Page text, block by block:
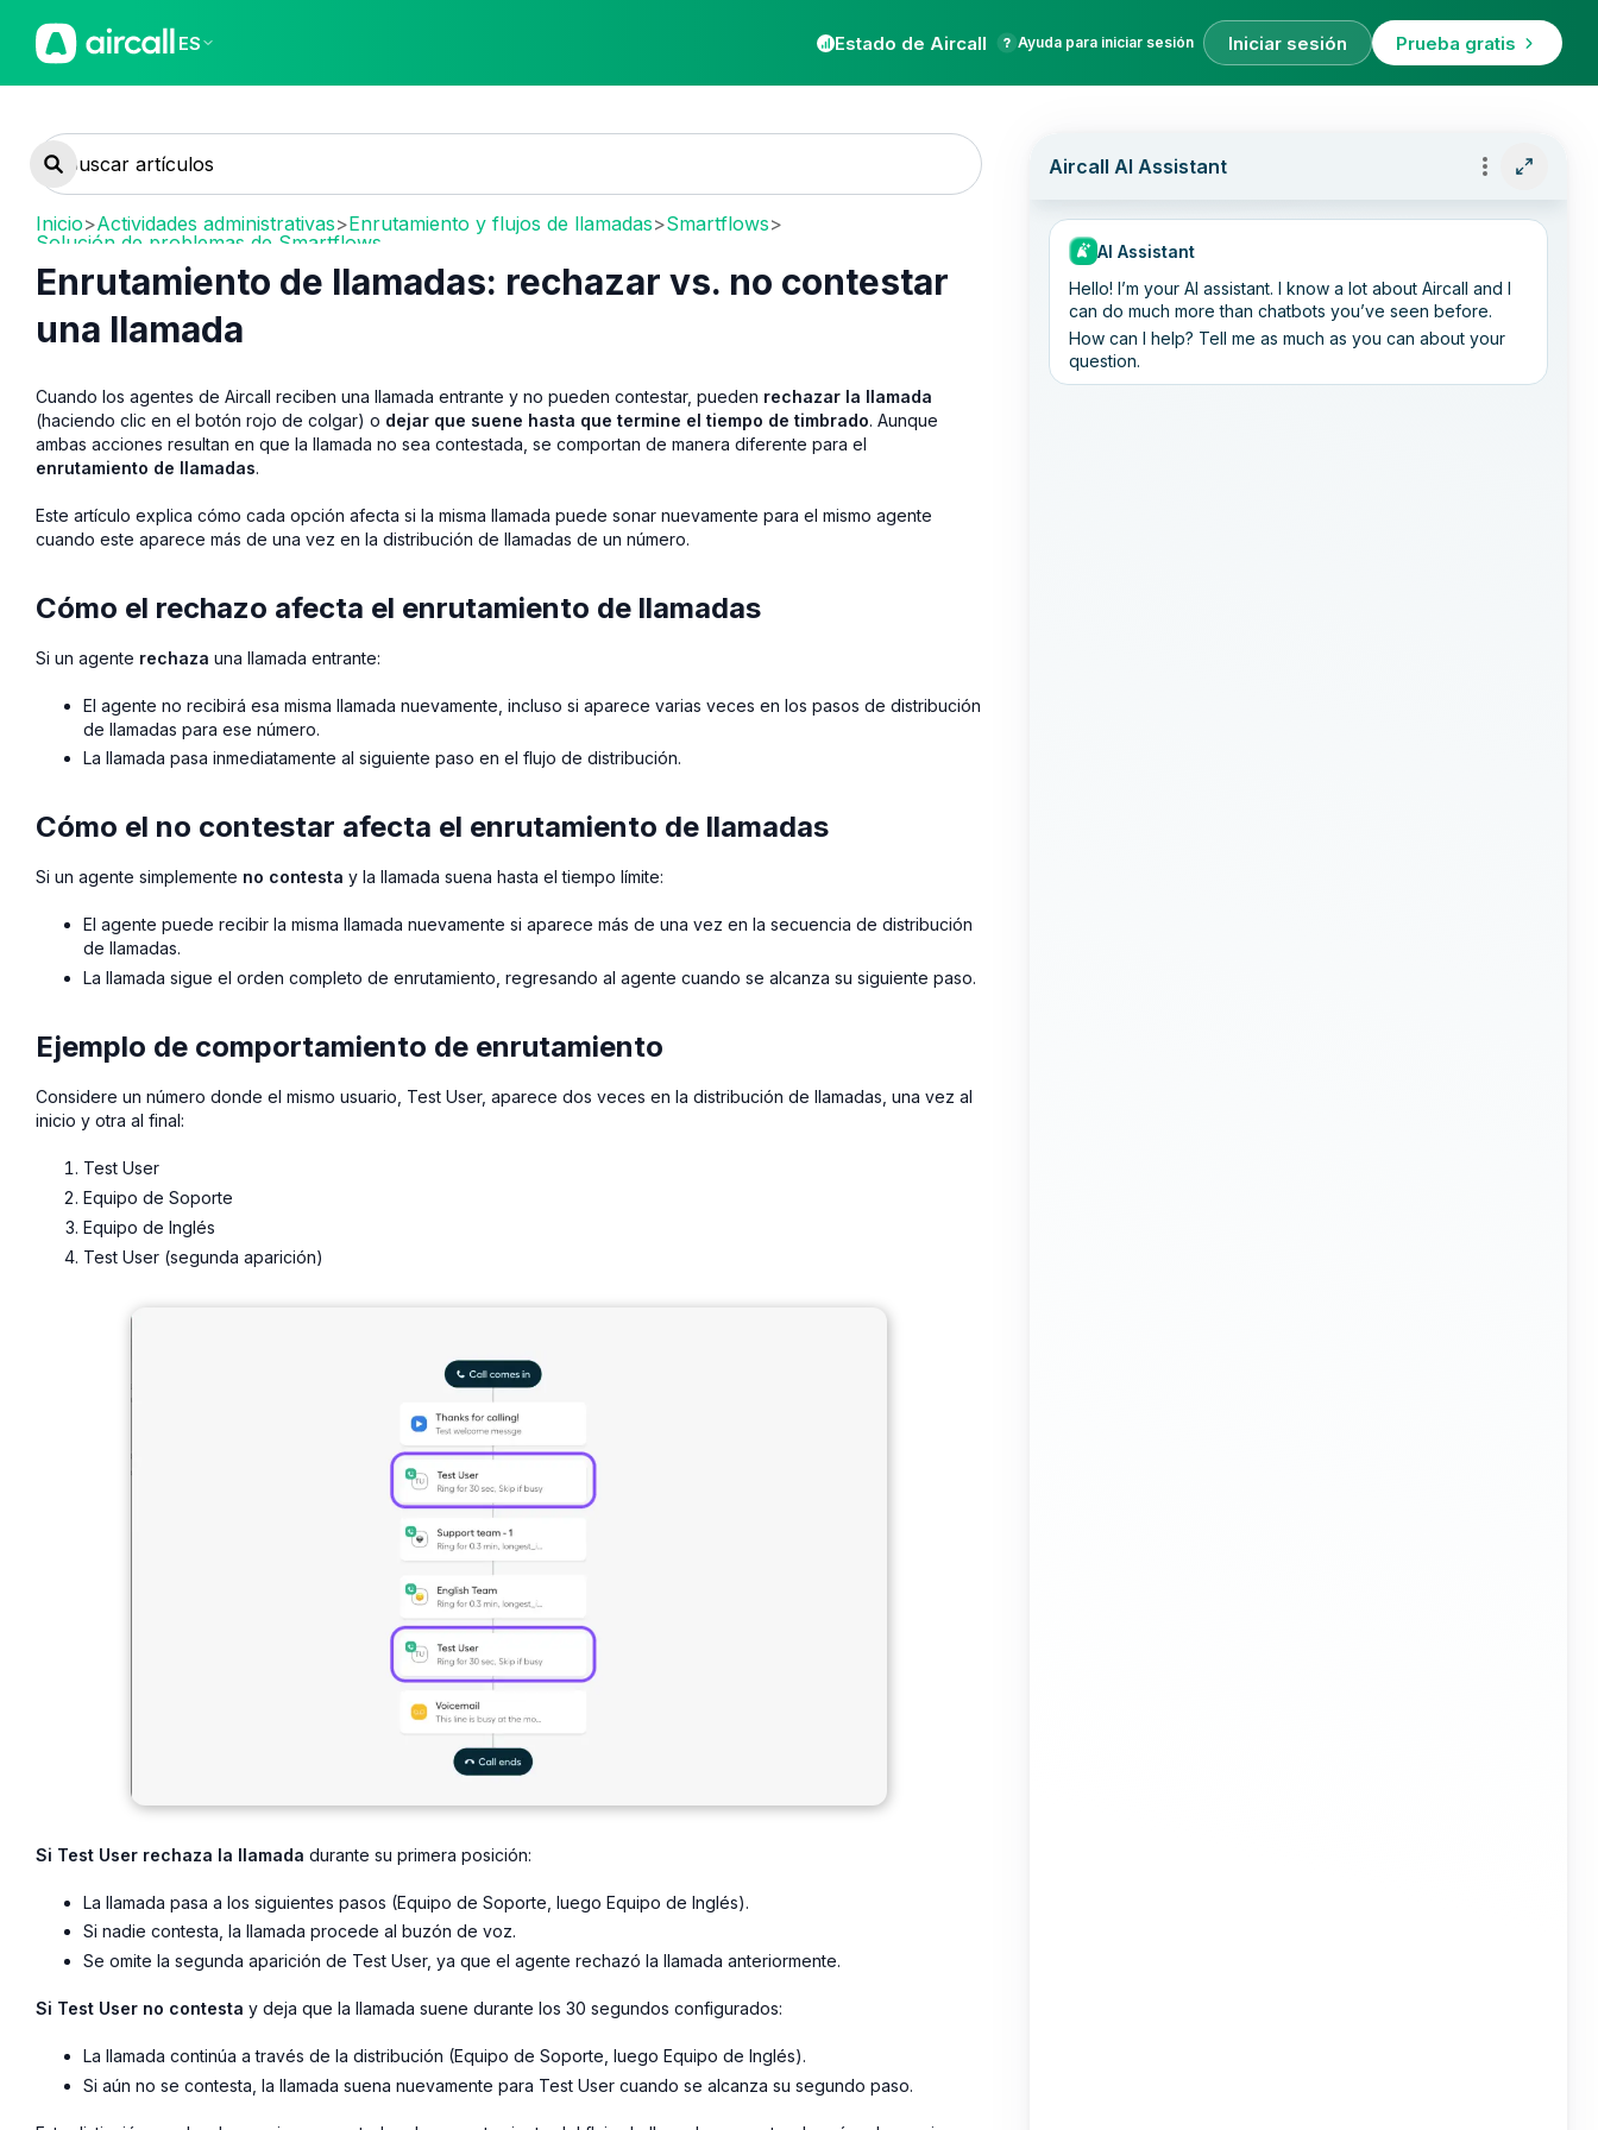
ES Estado de Aircall Ayuda para iniciar sesión Iniciar sesión Prueba gratis
Inicio>Actividades administrativas>Enrutamiento y flujos de llamadas>Smartflows>
Solución de problemas de Smartflows
Enrutamiento de llamadas: rechazar vs. no contestar
una llamada
Cuando los agentes de Aircall reciben una llamada entrante y no pueden contestar, pueden rechazar la llamada
(haciendo clic en el botón rojo de colgar) o dejar que suene hasta que termine el tiempo de timbrado. Aunque
ambas acciones resultan en que la llamada no sea contestada, se comportan de manera diferente para el
enrutamiento de llamadas.
Este artículo explica cómo cada opción afecta si la misma llamada puede sonar nuevamente para el mismo agente
cuando este aparece más de una vez en la distribución de llamadas de un número.
Cómo el rechazo afecta el enrutamiento de llamadas
Si un agente rechaza una llamada entrante:
El agente no recibirá esa misma llamada nuevamente, incluso si aparece varias veces en los pasos de distribución
de llamadas para ese número.
La llamada pasa inmediatamente al siguiente paso en el flujo de distribución.
Cómo el no contestar afecta el enrutamiento de llamadas
Si un agente simplemente no contesta y la llamada suena hasta el tiempo límite:
El agente puede recibir la misma llamada nuevamente si aparece más de una vez en la secuencia de distribución
de llamadas.
La llamada sigue el orden completo de enrutamiento, regresando al agente cuando se alcanza su siguiente paso.
Ejemplo de comportamiento de enrutamiento
Considere un número donde el mismo usuario, Test User, aparece dos veces en la distribución de llamadas, una vez al
inicio y otra al final:
Test User
Equipo de Soporte
Equipo de Inglés
Test User (segunda aparición)
Si Test User rechaza la llamada durante su primera posición:
La llamada pasa a los siguientes pasos (Equipo de Soporte, luego Equipo de Inglés).
Si nadie contesta, la llamada procede al buzón de voz.
Se omite la segunda aparición de Test User, ya que el agente rechazó la llamada anteriormente.
Si Test User no contesta y deja que la llamada suene durante los 30 segundos configurados:
La llamada continúa a través de la distribución (Equipo de Soporte, luego Equipo de Inglés).
Si aún no se contesta, la llamada suena nuevamente para Test User cuando se alcanza su segundo paso.